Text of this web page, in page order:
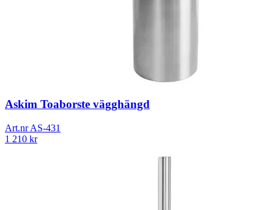
Askim Toaborste vägghängd
Art.nrAS-431
1 210 kr